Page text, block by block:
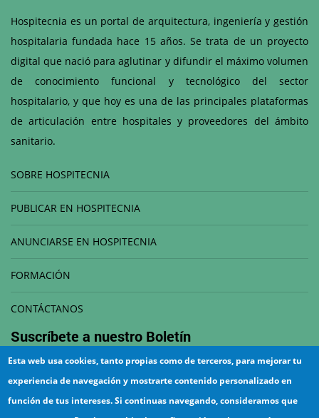
Hospitecnia es un portal de arquitectura, ingeniería y gestión
hospitalaria fundada hace 15 años. Se trata de un proyecto
digital que nació para aglutinar y difundir el máximo volumen
de conocimiento funcional y tecnológico del sector
hospitalario, y que hoy es una de las principales plataformas
de articulación entre hospitales y proveedores del ámbito
sanitario.
SOBRE HOSPITECNIA
PUBLICAR EN HOSPITECNIA
ANUNCIARSE EN HOSPITECNIA
FORMACIÓN
CONTÁCTANOS
Suscríbete a nuestro Boletín
Esta web usa cookies, tanto propias como de terceros, para mejorar tu
experiencia de navegación y mostrarte contenido personalizado en
función de tus intereses. Si continuas navegando, consideramos que